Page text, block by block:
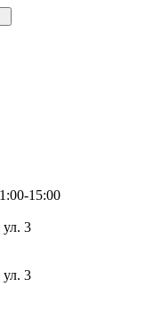
15:00
3
3